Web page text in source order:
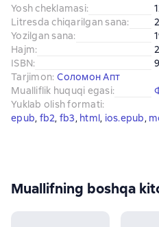
Yosh cheklamasi:
Litresda chiqarilgan sana:
Yozilgan sana:
Hajm:
ISBN:
Tarjimon: Соломон Апт
Mualliflik huquqi egasi:
Yuklab olish formati:
epub, fb2, fb3, html, ios.epub,
Muallifning boshqa